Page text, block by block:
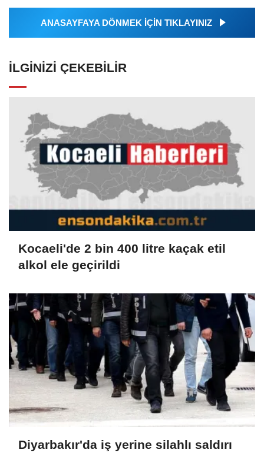
ANASAYFAYA DÖNMEK İÇİN TIKLAYINIZ
İLGINIZI ÇEKEBILIR
Kocaeli'de 2 bin 400 litre kaçak etil
alkol ele geçirildi
Diyarbakır'da iş yerine silahlı saldırı